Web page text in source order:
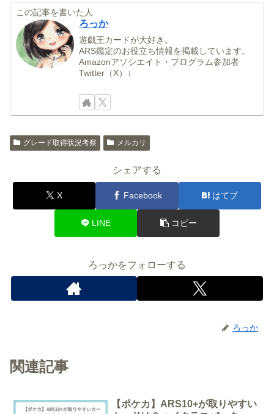
この記事を書いた人
ろっか
遊戯王カードが大好き。
ARS鑑定のお役立ち情報を掲載しています。
Amazonアソシエイト・プログラム参加者
Twitter（X）↓
グレード取得状況考察 メルカリ
シェアする
X Facebook はてブ
LINE コピー
ろっかをフォローする
ろっか
関連記事
【ポケカ】ARS10+が取りやすい